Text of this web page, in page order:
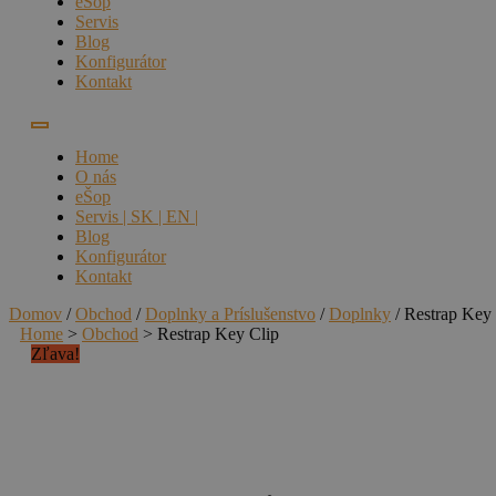
Servis
Blog
Konfigurátor
Kontakt
Home
O nás
eŠop
Servis | SK | EN |
Blog
Konfigurátor
Kontakt
Domov /Obchod /Doplnky a Príslušenstvo /Doplnky / Restrap
Home > Obchod > Restrap Key Clip
Zľava!